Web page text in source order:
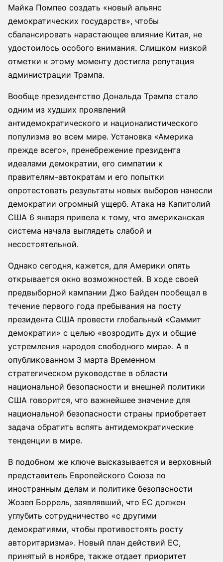
Майка Помпео создать «новый альянс
демократических государств», чтобы
сбалансировать нарастающее влияние Китая, не
удостоилось особого внимания. Слишком низкой
отметки к этому моменту достигла репутация
администрации Трампа.
Вообще президентство Дональда Трампа стало
одним из худших проявлений
антидемократического и националистического
популизма во всем мире. Установка «Америка
прежде всего», пренебрежение президента
идеалами демократии, его симпатии к
правителям-автократам и его попытки
опротестовать результаты новых выборов нанесли
демократии огромный ущерб. Атака на Капитолий
США 6 января привела к тому, что американская
система начала выглядеть слабой и
несостоятельной.
Однако сегодня, кажется, для Америки опять
открывается окно возможностей. В ходе своей
предвыборной кампании Джо Байден пообещал в
течение первого года пребывания на посту
президента США провести глобальный «Саммит
демократии» с целью «возродить дух и общие
устремления народов свободного мира». А в
опубликованном 3 марта Временном
стратегическом руководстве в области
национальной безопасности и внешней политики
США говорится, что важнейшее значение для
национальной безопасности страны приобретает
задача обратить вспять антидемократические
тенденции в мире.
В подобном же ключе высказывается и верховный
представитель Европейского Союза по
иностранным делам и политике безопасности
Жозеп Боррель, заявлявший, что ЕС должен
углубить сотрудничество «с другими
демократиями, чтобы противостоять росту
авторитаризма». Новый план действий ЕС,
принятый в ноябре, также отдает приоритет